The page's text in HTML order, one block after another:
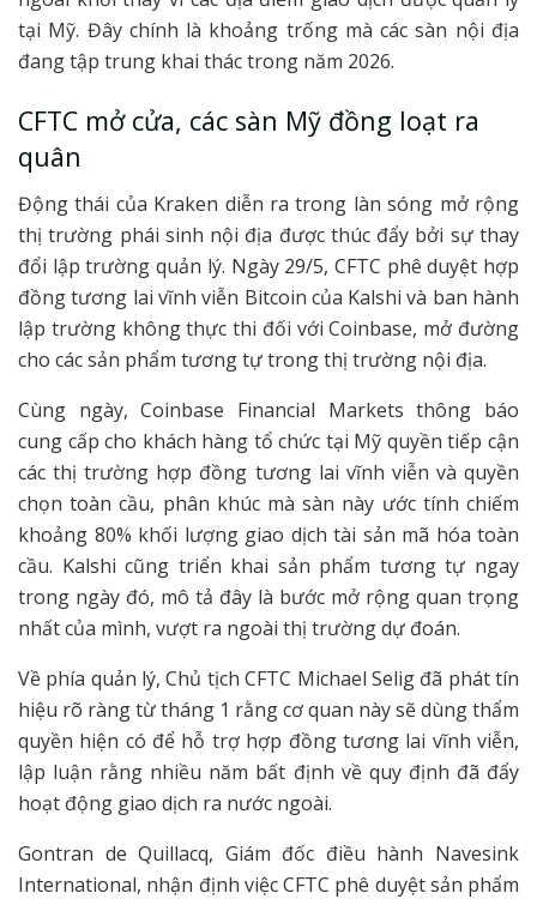
tại Mỹ. Đây chính là khoảng trống mà các sàn nội địa
đang tập trung khai thác trong năm 2026.
CFTC mở cửa, các sàn Mỹ đồng loạt ra
quân
Động thái của Kraken diễn ra trong làn sóng mở rộng
thị trường phái sinh nội địa được thúc đẩy bởi sự thay
đổi lập trường quản lý. Ngày 29/5, CFTC phê duyệt hợp
đồng tương lai vĩnh viễn Bitcoin của Kalshi và ban hành
lập trường không thực thi đối với Coinbase, mở đường
cho các sản phẩm tương tự trong thị trường nội địa.
Cùng ngày, Coinbase Financial Markets thông báo
cung cấp cho khách hàng tổ chức tại Mỹ quyền tiếp cận
các thị trường hợp đồng tương lai vĩnh viễn và quyền
chọn toàn cầu, phân khúc mà sàn này ước tính chiếm
khoảng 80% khối lượng giao dịch tài sản mã hóa toàn
cầu. Kalshi cũng triển khai sản phẩm tương tự ngay
trong ngày đó, mô tả đây là bước mở rộng quan trọng
nhất của mình, vượt ra ngoài thị trường dự đoán.
Về phía quản lý, Chủ tịch CFTC Michael Selig đã phát tín
hiệu rõ ràng từ tháng 1 rằng cơ quan này sẽ dùng thẩm
quyền hiện có để hỗ trợ hợp đồng tương lai vĩnh viễn,
lập luận rằng nhiều năm bất định về quy định đã đẩy
hoạt động giao dịch ra nước ngoài.
Gontran de Quillacq, Giám đốc điều hành Navesink
International, nhận định việc CFTC phê duyệt sản phẩm